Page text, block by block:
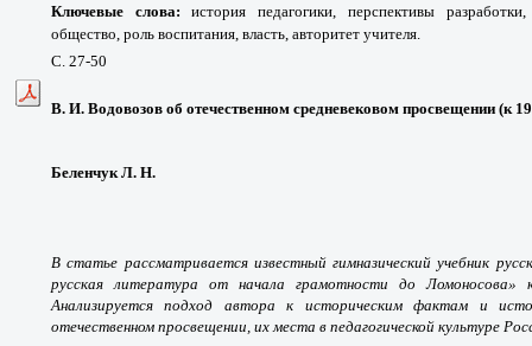
Ключевые слова:история педагогики, перспективы
общество, роль воспитания, власть, авторитет учителя.
С. 27-50
В. И. Водовозов об отечественном средневековом просвещении (к
Беленчук Л. Н.
В статье рассматривается известный гимназический учебник
русская литература от начала грамотности до Ломоносова»
Анализируется подход автора к историческим фактам и
отечественном просвещении, их места в педагогической культуре